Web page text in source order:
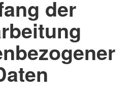
der